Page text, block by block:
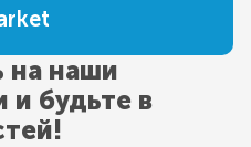
на наши
и будьте в